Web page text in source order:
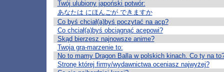
Twój ulubiony japoński potwór:
あなたは にほんごが できますか
Co byś chciał(a)byś poczytać na acp?
Co chciał(a)byś obciągnąć acepowi?
Skąd bierzesz najnowsze anime?
Twoja gra-marzenie to:
No to mamy Dragon Balla w polskich kinach. Co ty na
Stronę której firmy/wydawnictwa oceniasz najwyżej?